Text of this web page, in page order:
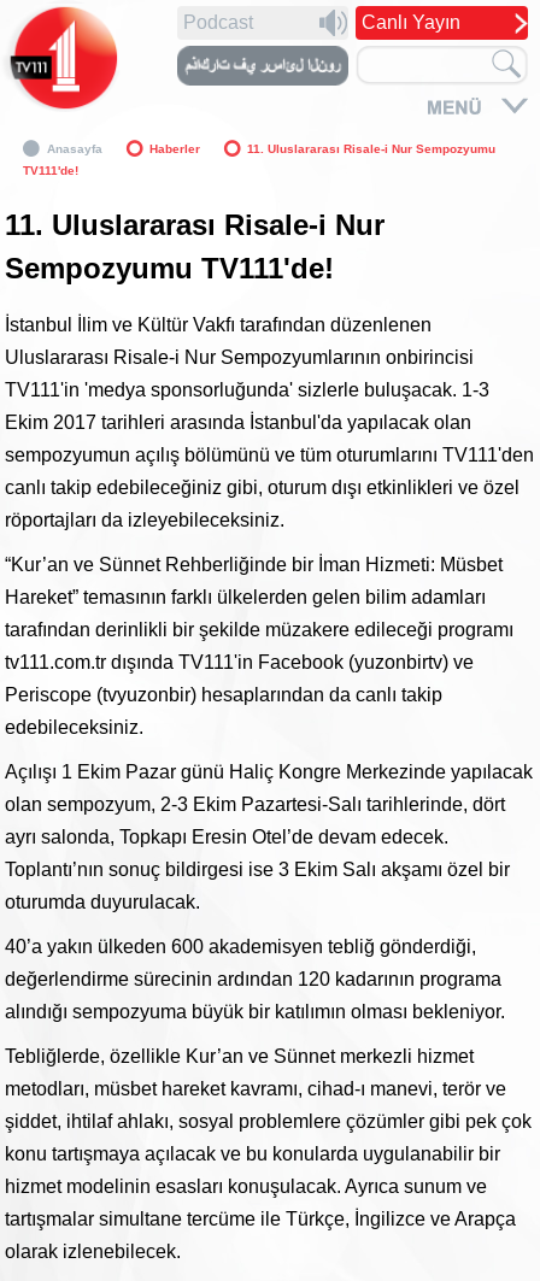
Canlı Yayın
Podcast
Anasayfa Haberler
11. Uluslararası Risale-i Nur Sempozyumu
TV111'de!
11. Uluslararası Risale-i Nur
Sempozyumu TV111'de!
İstanbul İlim ve Kültür Vakfı tarafından düzenlenen
Uluslararası Risale-i Nur Sempozyumlarının onbirincisi
TV111'in 'medya sponsorluğunda' sizlerle buluşacak. 1-3
Ekim 2017 tarihleri arasında İstanbul'da yapılacak olan
sempozyumun açılış bölümünü ve tüm oturumlarını TV111'den
canlı takip edebileceğiniz gibi, oturum dışı etkinlikleri ve özel
röportajları da izleyebileceksiniz.
“Kur’an ve Sünnet Rehberliğinde bir İman Hizmeti: Müsbet
Hareket” temasının farklı ülkelerden gelen bilim adamları
tarafından derinlikli bir şekilde müzakere edileceği programı
tv111.com.tr dışında TV111'in Facebook (yuzonbirtv) ve
Periscope (tvyuzonbir) hesaplarından da canlı takip
edebileceksiniz.
Açılışı 1 Ekim Pazar günü Haliç Kongre Merkezinde yapılacak
olan sempozyum, 2-3 Ekim Pazartesi-Salı tarihlerinde, dört
ayrı salonda, Topkapı Eresin Otel’de devam edecek.
Toplantı’nın sonuç bildirgesi ise 3 Ekim Salı akşamı özel bir
oturumda duyurulacak.
40’a yakın ülkeden 600 akademisyen tebliğ gönderdiği,
değerlendirme sürecinin ardından 120 kadarının programa
alındığı sempozyuma büyük bir katılımın olması bekleniyor.
Tebliğlerde, özellikle Kur’an ve Sünnet merkezli hizmet
metodları, müsbet hareket kavramı, cihad-ı manevi, terör ve
şiddet, ihtilaf ahlakı, sosyal problemlere çözümler gibi pek çok
konu tartışmaya açılacak ve bu konularda uygulanabilir bir
hizmet modelinin esasları konuşulacak. Ayrıca sunum ve
tartışmalar simultane tercüme ile Türkçe, İngilizce ve Arapça
olarak izlenebilecek.